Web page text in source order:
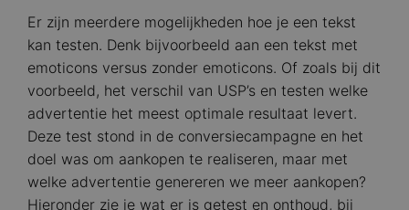
Er zijn meerdere mogelijkheden hoe je een tekst
kan testen. Denk bijvoorbeeld aan een tekst met
emoticons versus zonder emoticons. Of zoals bij dit
voorbeeld, het verschil van USP’s en testen welke
advertentie het meest optimale resultaat levert.
Deze test stond in de conversiecampagne en het
doel was om aankopen te realiseren, maar met
welke advertentie genereren we meer aankopen?
Hieronder zie je wat er is getest en onthoud, bij